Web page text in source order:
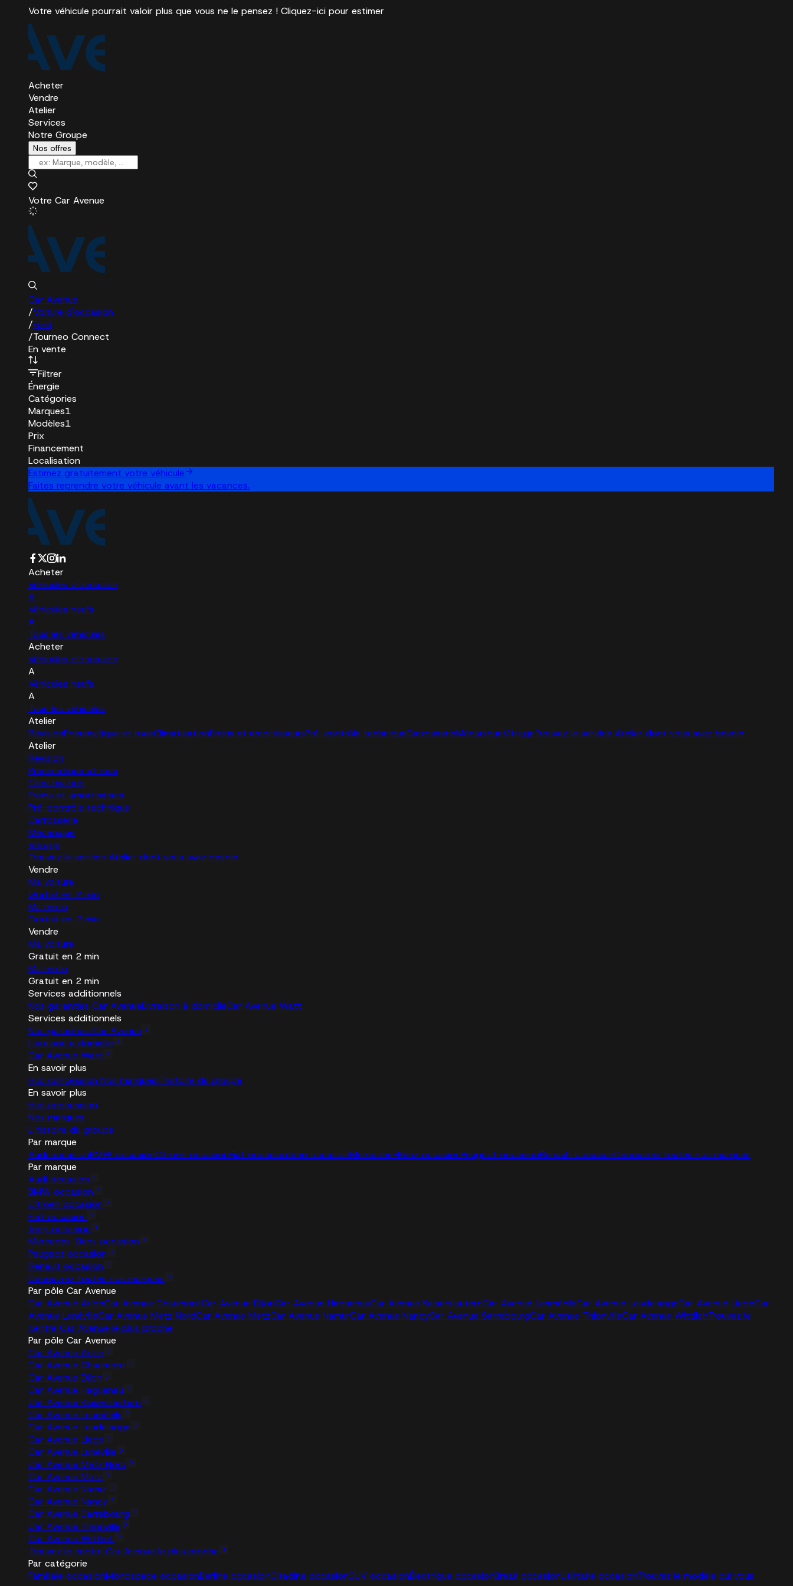
Votre véhicule pourrait valoir plus que vous ne le pensez ! Cliquez-ici pour estimer
Acheter
Vendre
Atelier
Services
Notre Groupe
Nos offres
Votre Car Avenue
Car Avenue
/Voiture d'occasion
/Ford
/Tourneo Connect
En vente
Filtrer
Énergie
Catégories
Marques1
Modèles1
Prix
Financement
Localisation
Estimez gratuitement votre véhicule
Faites reprendre votre véhicule avant les vacances.
Acheter
Véhicules d'occasion
A
Véhicules neufs
A
Tous les véhicules
Acheter
Véhicules d'occasion
A
Véhicules neufs
A
Tous les véhicules
Atelier
RévisionPneumatique et roueClimatisationFreins et amortisseursPré-contrôle techniqueCarrosserieMécaniqueVitrageTrouvez le service Atelier dont vous avez besoin
Atelier
Révision
Pneumatique et roue
Climatisation
Freins et amortisseurs
Pré-contrôle technique
Carrosserie
Mécanique
Vitrage
Trouvez le service Atelier dont vous avez besoin
Vendre
Ma voiture
Gratuit en 2 min
Ma moto
Gratuit en 2 min
Vendre
Ma voiture
Gratuit en 2 min
Ma moto
Gratuit en 2 min
Services additionnels
Nos garanties Car AvenueLivraison à domicileCar Avenue Watt
Services additionnels
Nos garanties Car Avenue
Livraison à domicile
Car Avenue Watt
En savoir plus
Hub concession Nos marquesL'histoire du groupe
En savoir plus
Hub concession
Nos marques
L'histoire du groupe
Par marque
Audi occasionBMW occasionCitroën occasionFiat occasionJeep occasionMercedes-Benz occasionPeugeot occasionRenault occasionDécouvrez toutes nos marques
Par marque
Audi occasion
BMW occasion
Citroën occasion
Fiat occasion
Jeep occasion
Mercedes-Benz occasion
Peugeot occasion
Renault occasion
Découvrez toutes nos marques
Par pôle Car Avenue
Car Avenue ArlonCar Avenue ChaumontCar Avenue DijonCar Avenue HaguenauCar Avenue KaiserslauternCar Avenue LesménilsCar Avenue LeudelangeCar Avenue LiegeCar
Avenue LunévilleCar Avenue Metz NordCar Avenue MetzCar Avenue NamurCar Avenue NancyCar Avenue SarrebourgCar Avenue ThionvilleCar Avenue WittlichTrouvez le
centre Car Avenue le plus proche
Par pôle Car Avenue
Car Avenue Arlon
Car Avenue Chaumont
Car Avenue Dijon
Car Avenue Haguenau
Car Avenue Kaiserslautern
Car Avenue Lesménils
Car Avenue Leudelange
Car Avenue Liege
Car Avenue Lunéville
Car Avenue Metz Nord
Car Avenue Metz
Car Avenue Namur
Car Avenue Nancy
Car Avenue Sarrebourg
Car Avenue Thionville
Car Avenue Wittlich
Trouvez le centre Car Avenue le plus proche
Par catégorie
Familiale occasionMonospace occasionBerline occasionCitadine occasionSUV occasionÉlectrique occasionBreak occasionUtilitaire occasionTrouvez le modèle qui vous